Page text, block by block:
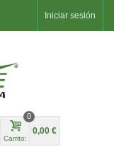
Iniciar sesión
Carrito:
0
0,00 €